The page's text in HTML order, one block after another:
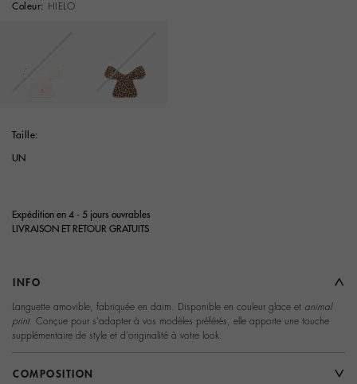
Coleur: HIELO
Taille:
UN
Expédition en 4 - 5 jours ouvrables
LIVRAISON ET RETOUR GRATUITS
INFO
Languette amovible, fabriquée en daim. Disponible en couleur glace et animal
print. Conçue pour s'adapter à vos modèles préférés, elle apporte une touche
supplémentaire de style et d'originalité à votre look.
COMPOSITION